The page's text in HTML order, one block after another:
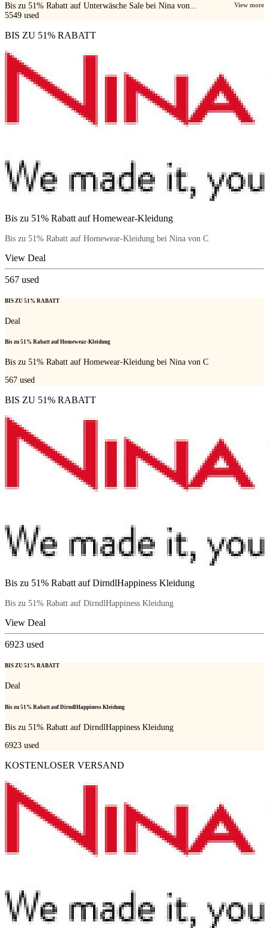
Bis zu 51% Rabatt auf Unterwäsche Sale bei Nina von... View more
5549 used
BIS ZU 51% RABATT
Bis zu 51% Rabatt auf Homewear-Kleidung
Bis zu 51% Rabatt auf Homewear-Kleidung bei Nina von C
View Deal
567 used
BIS ZU 51% RABATT
Deal
Bis zu 51% Rabatt auf Homewear-Kleidung
Bis zu 51% Rabatt auf Homewear-Kleidung bei Nina von C
567 used
BIS ZU 51% RABATT
Bis zu 51% Rabatt auf DirndlHappiness Kleidung
Bis zu 51% Rabatt auf DirndlHappiness Kleidung
View Deal
6923 used
BIS ZU 51% RABATT
Deal
Bis zu 51% Rabatt auf DirndlHappiness Kleidung
Bis zu 51% Rabatt auf DirndlHappiness Kleidung
6923 used
KOSTENLOSER VERSAND